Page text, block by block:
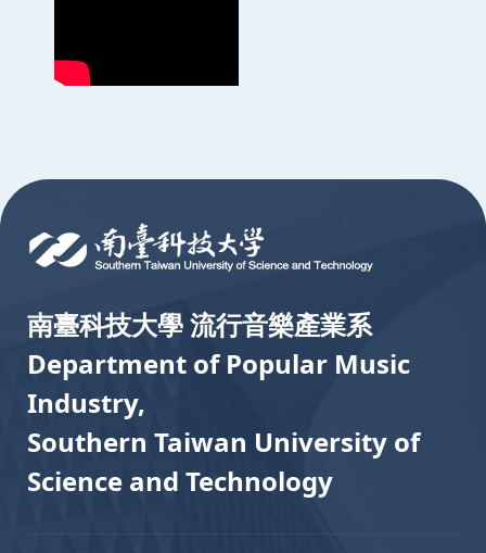
南臺科技大學 流行音樂產業系
Department of Popular Music
Industry,
Southern Taiwan University of
Science and Technology